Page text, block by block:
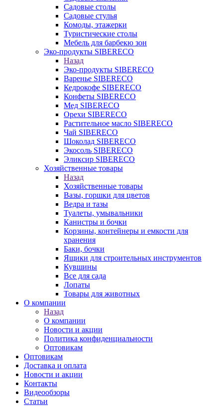
Садовые столы
Садовые стулья
Комоды, этажерки
Туристические столы
Мебель для барбекю зон
Эко-продукты SIBERECO
Назад
Эко-продукты SIBERECO
Варенье SIBERECO
Кедрокофе SIBERECO
Конфеты SIBERECO
Мед SIBERECO
Орехи SIBERECO
Растительное масло SIBERECO
Чай SIBERECO
Шоколад SIBERECO
Экосоль SIBERECO
Эликсир SIBERECO
Хозяйственные товары
Назад
Хозяйственные товары
Вазы, горшки для цветов
Ведра и тазы
Туалеты, умывальники
Канистры и бочки
Корзины, контейнеры и емкости для
хранения
Баки, бочки
Ящики для строительных инструментов
Кувшины
Все для сада
Лопаты
Товары для животных
О компании
Назад
О компании
Новости и акции
Политика конфиденциальности
Оптовикам
Оптовикам
Доставка и оплата
Новости и акции
Контакты
Видеообзоры
Статьи